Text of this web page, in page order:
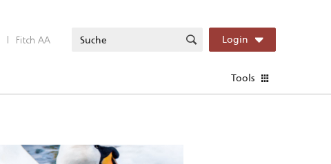
| Fitch AA Login
Tools